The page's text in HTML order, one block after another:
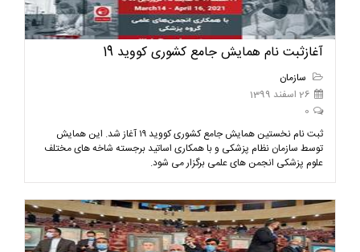
آغازثبت نام همایش جامع کشوری کووید 19
سازمان
26 اسفند 1399
0
ثبت نام نخستین همایش جامع کشوری کووید ۱۹ آغاز شد. این همایش
توسط سازمان نظام پزشکی و با همکاری اساتید برجسته شاخه های مختلف
علوم پزشکی انجمن های علمی برگزار می شود.